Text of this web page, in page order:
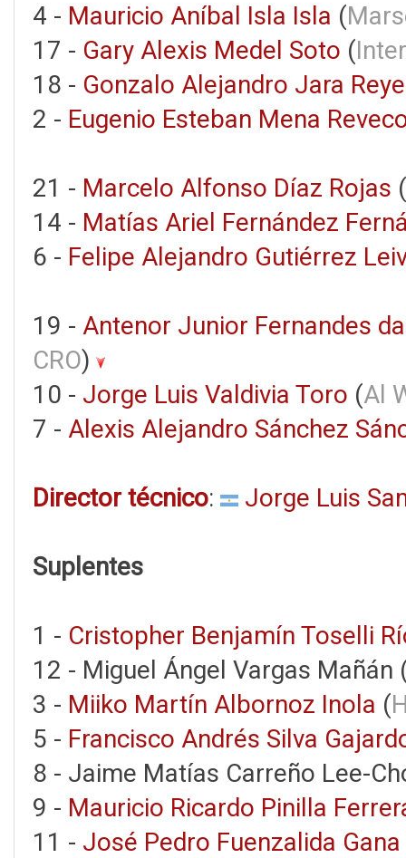
4 - Mauricio Aníbal Isla Isla (
17 - Gary Alexis Medel Soto (
18 - Gonzalo Alejandro Jara
2 - Eugenio Esteban Mena
21 - Marcelo Alfonso Díaz Rojas (
14 - Matías Ariel Fernández
6 - Felipe Alejandro Gutiérrez
19 - Antenor Junior Fernandes
CRO)
10 - Jorge Luis Valdivia Toro (Al
7 - Alexis Alejandro Sánchez
Director técnico: Jorge Luis
Suplentes
1 - Cristopher Benjamín Toselli
12 - Miguel Ángel Vargas Mañán
3 - Miiko Martín Albornoz Inola (
5 - Francisco Andrés Silva
8 - Jaime Matías Carreño Lee-
9 - Mauricio Ricardo Pinilla
11 - José Pedro Fuenzalida Gana